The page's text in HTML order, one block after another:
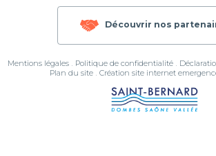
Découvrir nos
Mentions légales Politique de confidentialité
Plan du site
Création site internet